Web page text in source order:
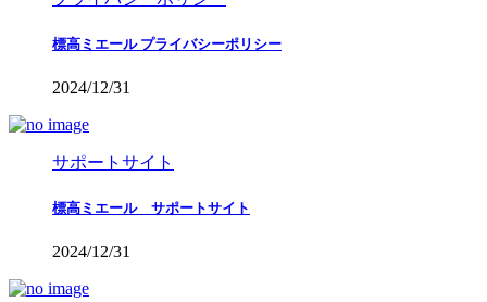
標高ミエール プライバシーポリシー
2024/12/31
サポートサイト
標高ミエール サポートサイト
2024/12/31